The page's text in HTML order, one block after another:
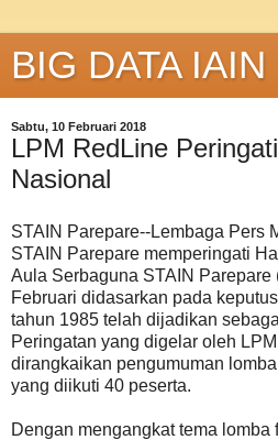
BIG DATA
Sabtu, 10 Februari 2018
LPM RedLine
Nasional
STAIN Parepare--Lembaga Pers
STAIN Parepare memperingati
Aula Serbaguna STAIN Parepare
Februari didasarkan pada
tahun 1985 telah dijadikan
Peringatan yang digelar oleh
dirangkaikan pengumuman
yang diikuti 40 peserta.
Dengan mengangkat tema